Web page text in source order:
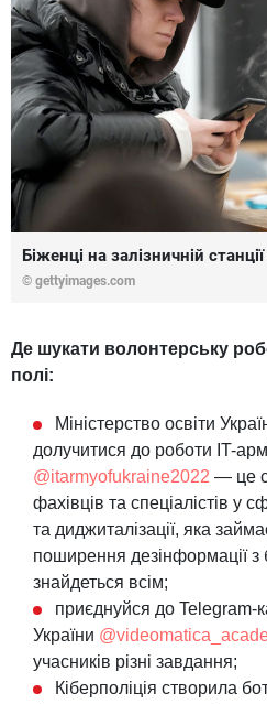
Біженці на залізничній
© gettyimages.com
Де шукати волонтерську
полі:
Міністерство освіти
долучитися до роботи IT-
@itarmyofukraine2022 — це
фахівців та спеціалістів у
та диджиталізації, яка
поширення дезінформації
знайдеться всім;
приєднуйся до Telegram-
України
учасників різні завдання;
Кіберполіція створила